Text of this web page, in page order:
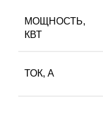
МОЩНОСТЬ,
КВТ
ТОК, А